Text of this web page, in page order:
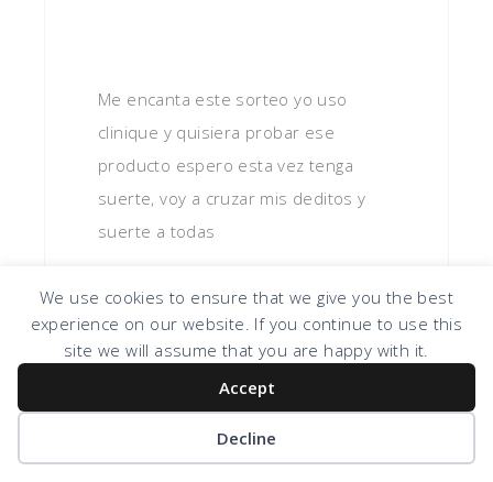
We use cookies to ensure that we give you the best
experience on our website. If you continue to use this
site we will assume that you are happy with it.
Accept
Decline
Me encanta este sorteo yo uso
clinique y quisiera probar ese
producto espero esta vez tenga
suerte, voy a cruzar mis deditos y
suerte a todas
YUMNA PATRICIASAYS
July 26, 2012 at 10:49 am